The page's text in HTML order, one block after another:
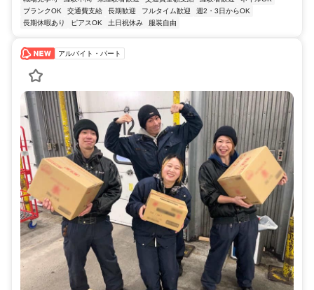
ブランクOK
交通費支給 長期歓迎 フルタイム歓迎
週2・3日からOK
長期休暇あり
ピアスOK 土日祝休み 服装自由
アルバイト・パート